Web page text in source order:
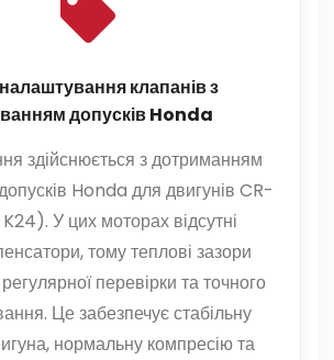
клапанів з
допусків Honda
здійснюється з дотриманням
Honda для двигунів CR-
У цих моторах відсутні
тому теплові зазори
перевірки та точного
Це забезпечує стабільну
нормальну компресію та